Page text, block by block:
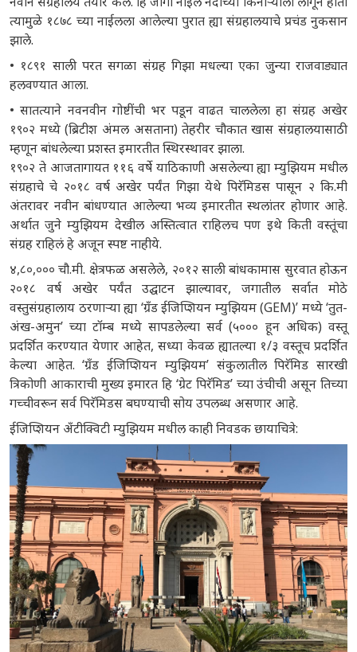
त्यामुळे १८७८ च्या नाईलला आलेल्या पुरात ह्या संग्रहालयाचे प्रचंड नुकसान
झाले.
• १८९१ साली परत सगळा संग्रह गिझा मधल्या एका जुन्या राजवाड्यात
हलवण्यात आला.
• सातत्याने नवनवीन गोष्टींची भर पडून वाढत चाललेला हा संग्रह अखेर
१९०२ मध्ये (ब्रिटीश अंमल असताना) तेहरीर चौकात खास संग्रहालयासाठी
म्हणून बांधलेल्या प्रशस्त इमारतीत स्थिरस्थावर झाला.
१९०२ ते आजतागायत ११६ वर्षे याठिकाणी असलेल्या ह्या म्युझियम मधील
संग्रहाचे चे २०१८ वर्ष अखेर पर्यंत गिझा येथे पिरॅमिडस पासून २ कि.मी
अंतरावर नवीन बांधण्यात आलेल्या भव्य इमारतीत स्थलांतर होणार आहे.
अर्थात जुने म्युझियम देखील अस्तित्वात राहिलच पण इथे किती वस्तूंचा
संग्रह राहिलं हे अजून स्पष्ट नाहीये.
४,८०,००० चौ.मी. क्षेत्रफळ असलेले, २०१२ साली बांधकामास सुरवात होऊन
२०१८ वर्ष अखेर पर्यंत उद्घाटन झाल्यावर, जगातील सर्वात मोठे
वस्तुसंग्रहालाय ठरणाऱ्या ह्या ‘ग्रँड ईजिप्शियन म्युझियम (GEM)’ मध्ये ‘तुत-
अंख-अमुन’ च्या टॉम्ब मध्ये सापडलेल्या सर्व (५००० हून अधिक) वस्तू
प्रदर्शित करण्यात येणार आहेत, सध्या केवळ ह्यातल्या १/३ वस्तूच प्रदर्शित
केल्या आहेत. ‘ग्रँड ईजिप्शियन म्युझियम’ संकुलातील पिरॅमिड सारखी
त्रिकोणी आकाराची मुख्य इमारत हि ‘ग्रेट पिरॅमिड’ च्या उंचीची असून तिच्या
गच्चीवरून सर्व पिरॅमिडस बघण्याची सोय उपलब्ध असणार आहे.
ईजिप्शियन अँटीक्विटी म्युझियम मधील काही निवडक छायाचित्रे: